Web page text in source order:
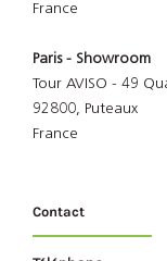
France
Paris - Showroom
Tour AVISO - 49
92800, Puteaux
France
Contact